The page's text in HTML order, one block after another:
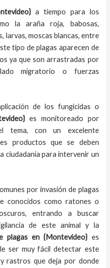
a tiempo para los
la araña roja, babosas,
larvas, moscas blancas, entre
tipo de plagas aparecen de
ya que son arrastradas por
migratorio o fuerzas
de los fungicidas o
es monitoreado por
tema, con un excelente
productos que se deben
ciudadanía para intervenir un
por invasión de plagas
conocidos como ratones o
entrando a buscar
de este animal y la
plagas en {Montevideo} es
ser muy fácil detectar este
rastros que deja por donde